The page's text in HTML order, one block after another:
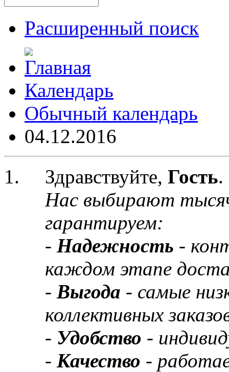
Расширенный поиск
Календарь
Обычный календарь
04.12.2016
Здравствуйте, Гость.
Нас выбирают
гарантируем:
- Надежность -
каждом этапе
- Выгода - самые
коллективных
- Удобство -
- Качество -